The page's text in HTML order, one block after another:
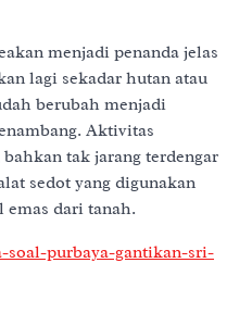
menjadi penanda jelas
lagi sekadar hutan atau
berubah menjadi
Aktivitas
tak jarang terdengar
sedot yang digunakan
dari tanah.
soal-purbaya-gantikan-sri-